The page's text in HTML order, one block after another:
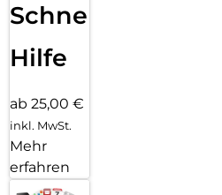
Schnelle
Hilfe
ab 25,00 €
inkl. MwSt.
Mehr
erfahren